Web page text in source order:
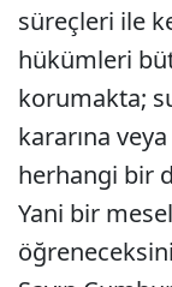
süreçleri ile
hükümleri
korumakta;
kararına
herhangi bir
Yani bir